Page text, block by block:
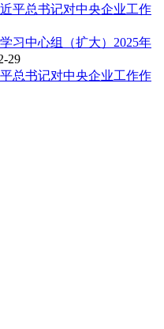
平总书记对中央企业工作
习中心组（扩大）2025年
29
总书记对中央企业工作作